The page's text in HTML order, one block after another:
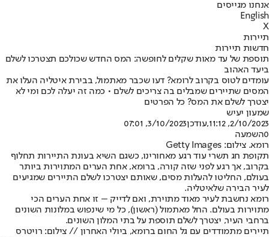
אנחנו מגייסים
English
X
תיירות
חדשות תיירות
תוספת של עד מאות שקלים לחופשה: המס החדש שכולכם תצטרכו לשלם
ביעד האהוב
עומדים לטוס בקרוב לרומא? דעו שכבר מאתמול, בבירת איטליה העלו את
המסים שתיירים שמבלים בה צריכים לשלם • כמה זה יעלה לכם ומי לא
יצטרך לשלם את המס? כל הפרטים
שמעון יעיש
2/10/2023, 11:12
,עודכן3/10/2023, 07:01
0השמעה
רומא. צילום: Getty Images
תקופת חג תשרי עוד רגע מאחורינו, כשגם השיא בעונת התיירות תחלוף
בקרוב, אך רגע לפני שזה קורה, ברומא, אחת הערים המתוירות ביותר
בעולם, החליטו להעלות מסים, שאותם יצטרכו לשלם התיירים שמגיעים
לעיר הבירה שלאיטליה.
רומא נחשבת לעיר מאוד מתוירת, ואם לדייק – זו אחת הערים הכי
מתוירות בעולם. החל מאתמול (ראשון), כל מי שינפוש במלונות השונים
ברחבי העיר, יצטרך לשלם תוספת על בתי המלון השונים.
תיירים מתמודדים עם גל החום ברומא, ביולי האחרון // צילום: רויטרס